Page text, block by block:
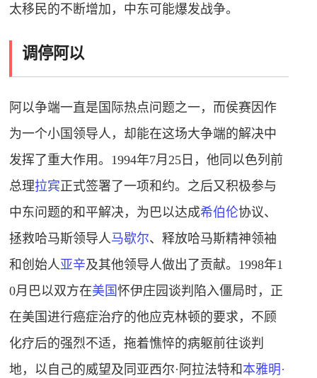
太移民的不断增加，中东可能爆发战争。
调停阿以
阿以争端一直是国际热点问题之一，而侯赛因作
为一个小国领导人，却能在这场大争端的解决中
发挥了重大作用。1994年7月25日，他同以色列前
总理拉宾正式签署了一项和约。之后又积极参与
中东问题的和平解决，为巴以达成希伯伦协议、
拯救哈马斯领导人马歇尔、释放哈马斯精神领袖
和创始人亚辛及其他领导人做出了贡献。1998年1
0月巴以双方在美国怀伊庄园谈判陷入僵局时，正
在美国进行癌症治疗的他应克林顿的要求，不顾
化疗后的强烈不适，拖着憔悴的病躯前往谈判
地，以自己的威望及同亚西尔·阿拉法特和 本雅明·